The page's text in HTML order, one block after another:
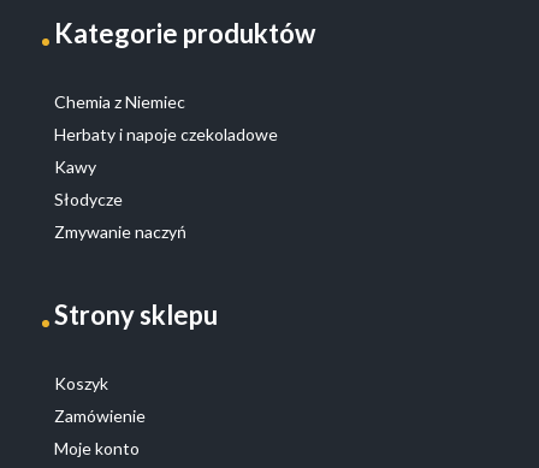
Kategorie produktów
Chemia z Niemiec
Herbaty i napoje czekoladowe
Kawy
Słodycze
Zmywanie naczyń
Strony sklepu
Koszyk
Zamówienie
Moje konto